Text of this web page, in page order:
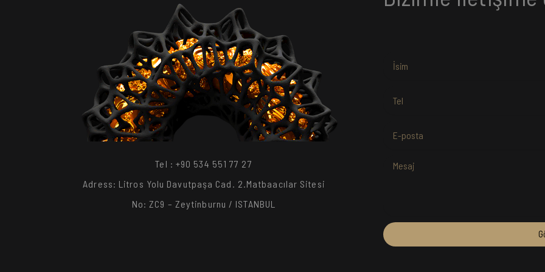
Tel : +90 534 551 77 27
Adress: Litros Yolu Davutpaşa Cad. 2.Matbaacılar Sitesi
No: ZC9 – Zeytinburnu / ISTANBUL